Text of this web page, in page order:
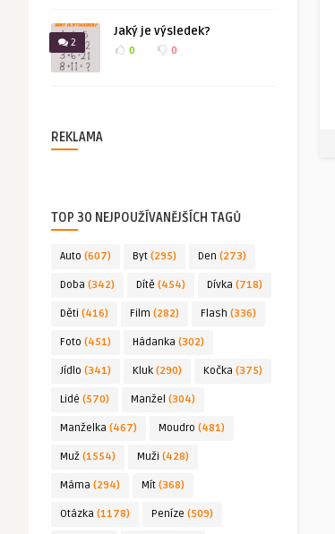
2
Jaký je výsledek?
0 0
REKLAMA
TOP 30 NEJPOUŽÍVANĚJŠÍCH TAGŮ
Auto (607) Byt (295) Den (273)
Doba (342) Dítě (454) Dívka (718)
Děti (416) Film (282) Flash (336)
Foto (451) Hádanka (302)
Jídlo (341) Kluk (290) Kočka (375)
Lidé (570) Manžel (304)
Manželka (467) Moudro (481)
Muž (1554) Muži (428)
Máma (294) Mít (368)
Otázka (1178) Peníze (509)